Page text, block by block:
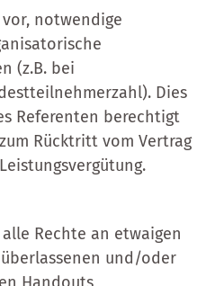
notwendige
(z.B. bei
Dies
Referenten berechtigt
Rücktritt vom Vertrag
Rechte an etwaigen
und/oder